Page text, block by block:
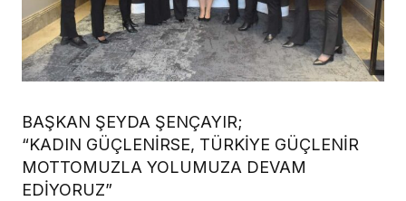
BAŞKAN ŞEYDA ŞENÇAYIR;
“KADIN GÜÇLENİRSE, TÜRKİYE GÜÇLENİR
MOTTOMUZLA YOLUMUZA DEVAM
EDİYORUZ”